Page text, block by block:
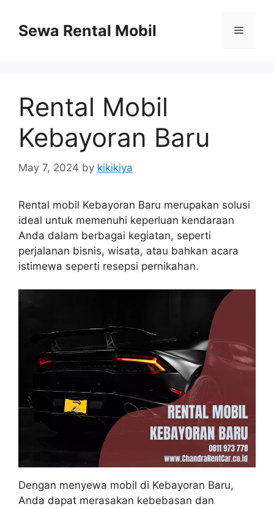
contentSewa Rental Mobil Menu
Rental Mobil
Kebayoran Baru
May 7, 2024 by kikikiya
Rental mobil Kebayoran Baru merupakan solusi
ideal untuk memenuhi keperluan kendaraan
Anda dalam berbagai kegiatan, seperti
perjalanan bisnis, wisata, atau bahkan acara
istimewa seperti resepsi pernikahan.
Dengan menyewa mobil di Kebayoran Baru,
Anda dapat merasakan kebebasan dan